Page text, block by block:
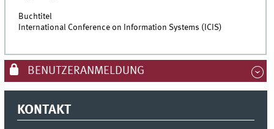
Buchtitel
International Conference on Information Systems (ICIS)
BENUTZERANMELDUNG
KONTAKT